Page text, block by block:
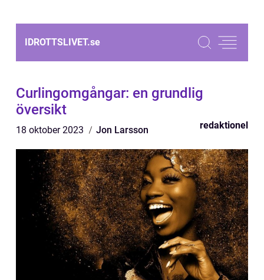
IDROTTSLIVET.se
Curlingomgångar: en grundlig
översikt
18 oktober 2023 Jon Larsson redaktionel